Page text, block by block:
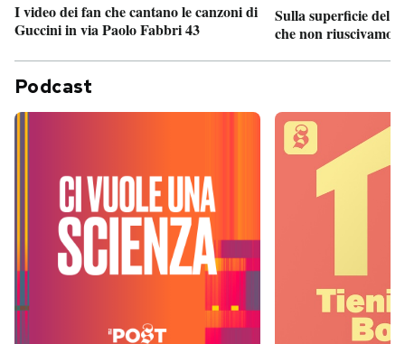
I video dei fan che cantano le canzoni di
Guccini in via Paolo Fabbri 43
Sulla superficie del
che non riuscivamo
Podcast